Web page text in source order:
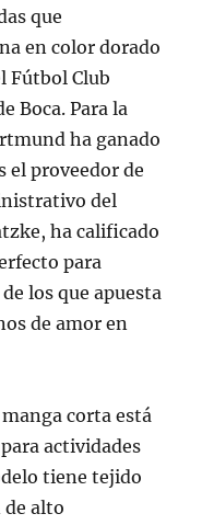
que
en color dorado
Fútbol Club
Boca. Para la
ha ganado
el proveedor de
del
ha calificado
para
los que apuesta
de amor en
corta está
actividades
tiene tejido
de alto